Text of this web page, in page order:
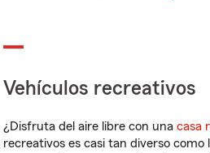
Vehículos recreativos
¿Disfruta del aire libre con una casa
recreativos es casi tan diverso